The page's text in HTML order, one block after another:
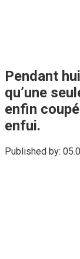
Pendant
qu’une
enfin
enfui.
Published by: